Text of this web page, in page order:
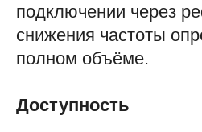
подключении через
снижения частоты
полном объёме.
Доступность